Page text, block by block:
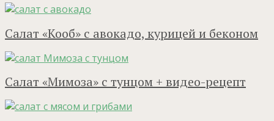
Салат «Кооб» с авокадо, курицей и беконом
Салат «Мимоза» с тунцом + видео-рецепт